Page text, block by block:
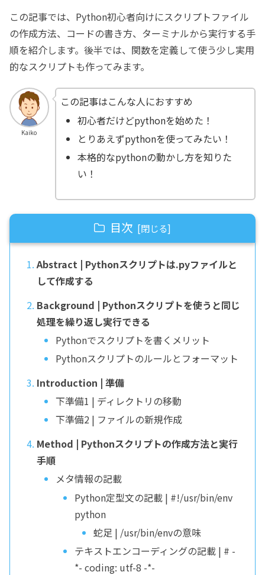
この記事では、Python初心者向けにスクリプトファイル
の作成方法、コードの書き方、ターミナルから実行する手
順を紹介します。後半では、関数を定義して使う少し実用
的なスクリプトも作ってみます。
Kaiko
この記事はこんな人におすすめ
初心者だけどpythonを始めた！
とりあえずpythonを使ってみたい！
本格的なpythonの動かし方を知りた
い！
目次
Abstract | Pythonスクリプトは.pyファイルと
して作成する
Background | Pythonスクリプトを使うと同じ
処理を繰り返し実行できる
Pythonでスクリプトを書くメリット
Pythonスクリプトのルールとフォーマット
Introduction | 準備
下準備1 | ディレクトリの移動
下準備2 | ファイルの新規作成
Method | Pythonスクリプトの作成方法と実行
手順
メタ情報の記載
Python定型文の記載 | #!/usr/bin/env
python
蛇足 | /usr/bin/envの意味
テキストエンコーディングの記載 | # -
*- coding: utf-8 -*-